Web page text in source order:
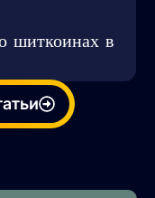
шиткоинах в